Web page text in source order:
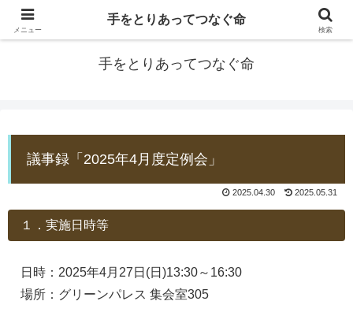
防災士EDOGAWA
手をとりあってつなぐ命
議事録「2025年4月度定例会」
2025.04.30 2025.05.31
１．実施日時等
日時：2025年4月27日(日)13:30～16:30
場所：グリーンパレス 集会室305
メニュー
手をとりあってつなぐ命
検索